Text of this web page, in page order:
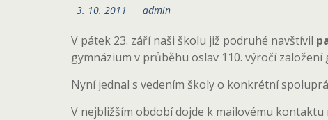
3. 10. 2011 admin
V pátek 23. září naši školu již podruhé navštívil
gymnázium v průběhu oslav 110. výročí založení
Nyní jednal s vedením školy o konkrétní
V nejbližším období dojde k mailovému